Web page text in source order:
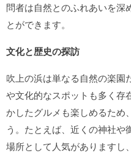
問者は自然とのふれあいを深
とができます。
文化と歴史の探訪
吹上の浜は単なる自然の楽園
や文化的なスポットも多く存
かしたグルメも楽しめるため
う。たとえば、近くの神社や
場所として人気がありますし、